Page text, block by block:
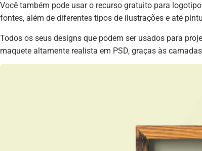
Você também pode usar o recurso gratuito para
fontes, além de diferentes tipos de ilustrações e até
Todos os seus designs que podem ser usados ​​para
maquete altamente realista em PSD, graças às